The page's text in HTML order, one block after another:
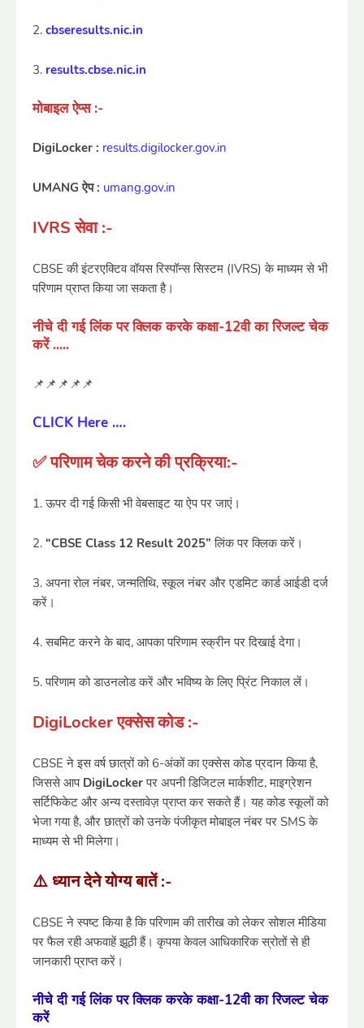
2. cbseresults.nic.in
3. results.cbse.nic.in
मोबाइल ऐप्स :-
DigiLocker : results.digilocker.gov.in
UMANG ऐप : umang.gov.in
IVRS सेवा :-
CBSE की इंटरएक्टिव वॉयस रिस्पॉन्स सिस्टम (IVRS) के माध्यम से भी
परिणाम प्राप्त किया जा सकता है।
नीचे दी गई लिंक पर क्लिक करके कक्षा-12वी का रिजल्ट चेक
करें .....
📌📌📌📌📌
CLICK Here ….
✅ परिणाम चेक करने की प्रक्रिया:-
1. ऊपर दी गई किसी भी वेबसाइट या ऐप पर जाएं।
2. “CBSE Class 12 Result 2025” लिंक पर क्लिक करें।
3. अपना रोल नंबर, जन्मतिथि, स्कूल नंबर और एडमिट कार्ड आईडी दर्ज
करें।
4. सबमिट करने के बाद, आपका परिणाम स्क्रीन पर दिखाई देगा।
5. परिणाम को डाउनलोड करें और भविष्य के लिए प्रिंट निकाल लें।
DigiLocker एक्सेस कोड :-
CBSE ने इस वर्ष छात्रों को 6-अंकों का एक्सेस कोड प्रदान किया है,
जिससे आप DigiLockerपर अपनी डिजिटल मार्कशीट, माइग्रेशन
सर्टिफिकेट और अन्य दस्तावेज़ प्राप्त कर सकते हैं। यह कोड स्कूलों को
भेजा गया है, और छात्रों को उनके पंजीकृत मोबाइल नंबर पर SMS के
माध्यम से भी मिलेगा।
⚠️ ध्यान देने योग्य बातें :-
CBSE ने स्पष्ट किया है कि परिणाम की तारीख को लेकर सोशल मीडिया
पर फैल रही अफवाहें झूठी हैं। कृपया केवल आधिकारिक स्रोतों से ही
जानकारी प्राप्त करें।
नीचे दी गई लिंक पर क्लिक करके कक्षा-12वी का रिजल्ट चेक
करें